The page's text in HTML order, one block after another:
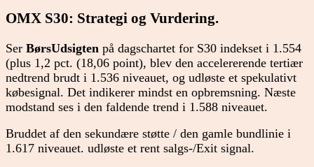
OMX S30: Strategi og Vurdering.
Ser BørsUdsigten på dagschartet for S30 indekset i 1.554
(plus 1,2 pct. (18,06 point), blev den accelererende tertiær
nedtrend brudt i 1.536 niveauet, og udløste et spekulativt
købesignal. Det indikerer mindst en opbremsning. Næste
modstand ses i den faldende trend i 1.588 niveauet.
Bruddet af den sekundære støtte / den gamle bundlinie i
1.617 niveauet. udløste et rent salgs-/Exit signal.